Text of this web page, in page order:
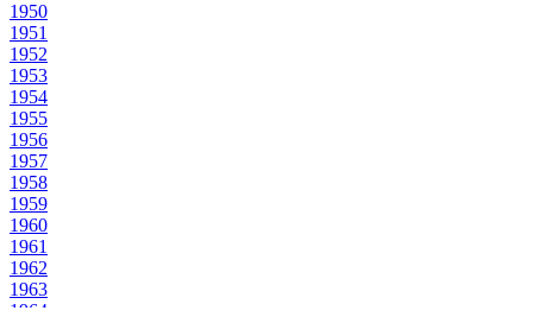
1950
1951
1952
1953
1954
1955
1956
1957
1958
1959
1960
1961
1962
1963
1964